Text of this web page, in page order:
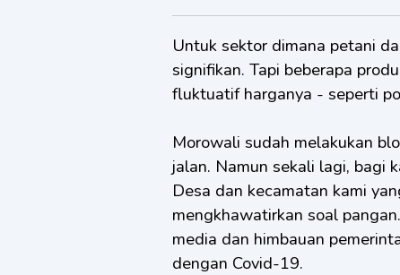
Untuk sektor dimana petani
signifikan. Tapi beberapa
fluktuatif harganya - seperti
Morowali sudah melakukan
jalan. Namun sekali lagi, bagi
Desa dan kecamatan kami
mengkhawatirkan soal
media dan himbauan
dengan Covid-19.